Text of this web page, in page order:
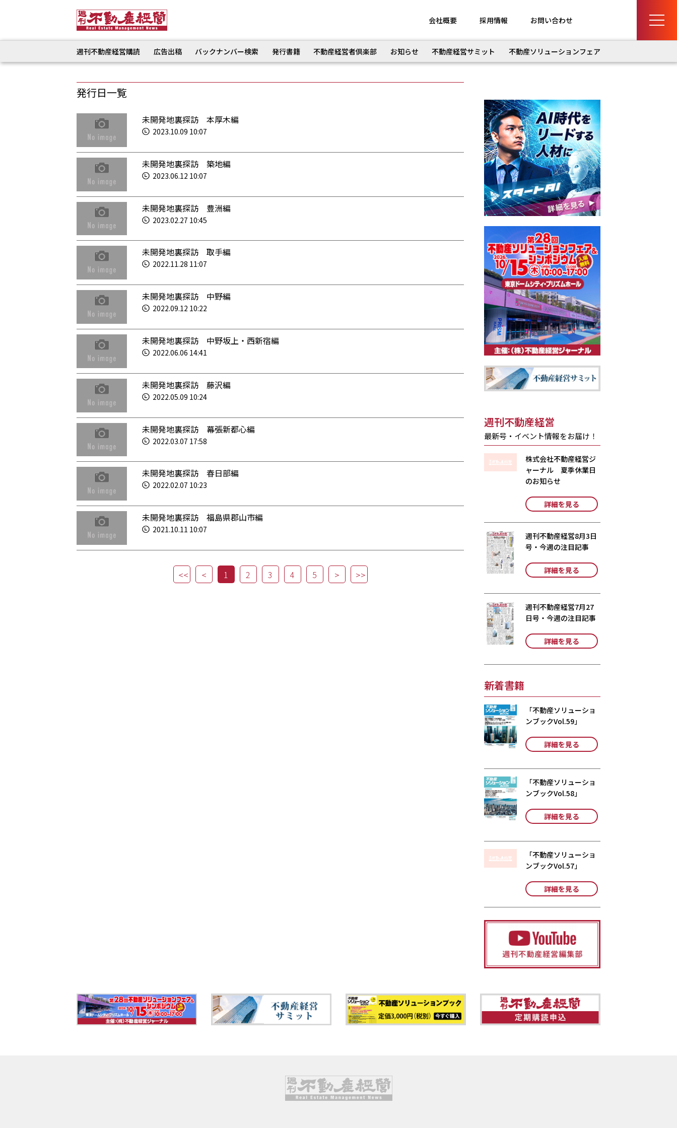
会社概要 採用情報 お問い合わせ
週刊不動産経営購読 広告出稿 バックナンバー検索 発行書籍 不動産経営者倶楽部 お知らせ 不動産経営サミット 不動産ソリューションフェア
発行日一覧
未開発地裏探訪 本厚木編
2023.10.09 10:07
未開発地裏探訪 築地編
2023.06.12 10:07
未開発地裏探訪 豊洲編
2023.02.27 10:45
未開発地裏探訪 取手編
2022.11.28 11:07
未開発地裏探訪 中野編
2022.09.12 10:22
未開発地裏探訪 中野坂上・西新宿編
2022.06.06 14:41
未開発地裏探訪 藤沢編
2022.05.09 10:24
未開発地裏探訪 幕張新都心編
2022.03.07 17:58
未開発地裏探訪 春日部編
2022.02.07 10:23
未開発地裏探訪 福島県郡山市編
2021.10.11 10:07
1 2 3 4 5
週刊不動産経営
最新号・イベント情報をお届け！
株式会社不動産経営ジ
ャーナル 夏季休業日
のお知らせ
詳細を見る
週刊不動産経営8月3日
号・今週の注目記事
詳細を見る
週刊不動産経営7月27
日号・今週の注目記事
詳細を見る
新着書籍
「不動産ソリューショ
ンブックVol.59」
詳細を見る
「不動産ソリューショ
ンブックVol.58」
詳細を見る
「不動産ソリューショ
ンブックVol.57」
詳細を見る